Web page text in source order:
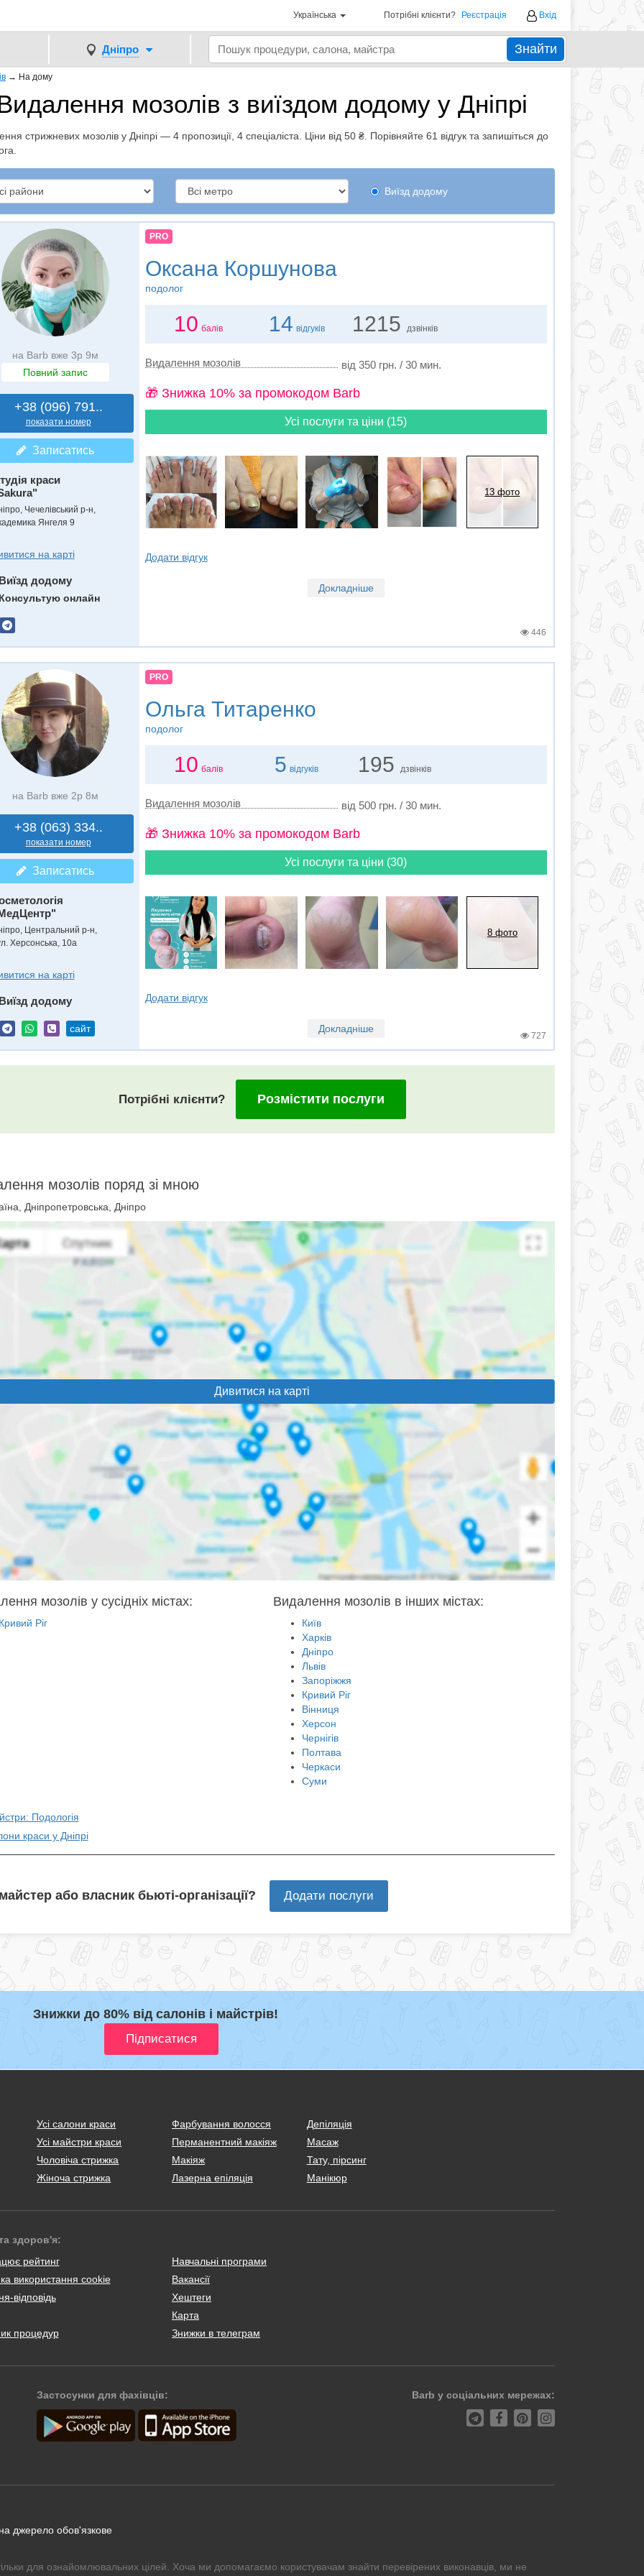
Українська Потрібні клієнти? Реєстрація Вхід
Дніпро Знайти
→ На дому
мозолів з виїздом додому у Дніпрі
стрижневих мозолів у Дніпрі — 4 пропозиції, 4 спеціаліста. Ціни від 50 ₴. Порівняйте 61 відгук та запишіться до
Виїзд додому
на Barb вже 3р 9м
Повний запис
+38 (096) 791..
показати номер
Записатись
краси
Чечелівський р-н,
Янгеля 9
на карті
додому
онлайн
PRO
Оксана Коршунова
подолог
10 балів 14 відгуків 1215 дзвінків
Видалення мозолів від 350 грн. / 30 мин.
🎁 Знижка 10% за промокодом Barb
Усі послуги та ціни (15)
13 фото
Додати відгук
Докладніше
446
на Barb вже 2р 8м
+38 (063) 334..
показати номер
Записатись
Центральний р-н,
Херсонська, 10а
на карті
додому
сайт
PRO
Ольга Титаренко
подолог
10 балів 5 відгуків 195 дзвінків
Видалення мозолів від 500 грн. / 30 мин.
🎁 Знижка 10% за промокодом Barb
Усі послуги та ціни (30)
8 фото
Додати відгук
Докладніше
727
Потрібні клієнти? Розмістити послуги
мозолів поряд зі мною
Дніпропетровська, Дніпро
Дивитися на карті
мозолів у сусідніх містах:
Ріг
Видалення мозолів в інших містах:
Київ
Харків
Дніпро
Львів
Запоріжжя
Кривий Ріг
Вінниця
Херсон
Чернігів
Полтава
Черкаси
Суми
Подологія
краси у Дніпрі
або власник бьюті-організації? Додати послуги
Знижки до 80% від салонів і майстрів!
Усі салони краси
Усі майстри краси
Чоловіча стрижка
Жіноча стрижка
Фарбування волосся
Перманентний макіяж
Макіяж
Лазерна епіляція
Депіляція
Масаж
Тату, пірсинг
Манікюр
здоров'я:
рейтинг
використання cookie
відповідь
процедур
Навчальні програми
Вакансії
Хештеги
Карта
Знижки в телеграм
Застосунки для фахівців: Barb у соціальних мережах:
джерело обов'язкове
для ознайомлювальних цілей. Хоча ми допомагаємо користувачам знайти перевірених виконавців, ми не